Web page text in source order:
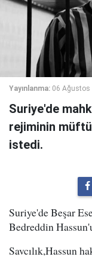
Yayınlanma: 06 Ağustos
Suriye'de
rejiminin
istedi.
Suriye'de Beşar
Bedreddin
Savcılık,Hassun